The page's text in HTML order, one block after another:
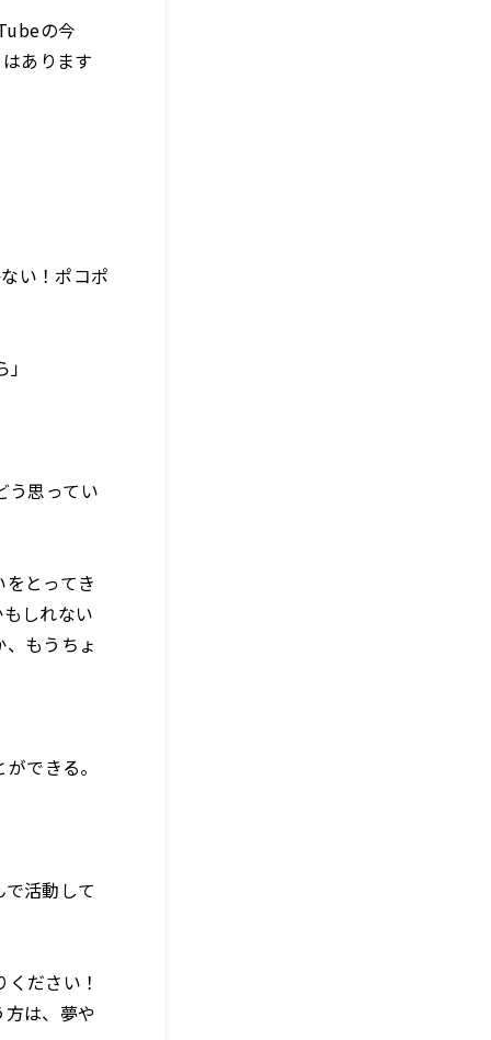
の今
あります
い！ポコポ
う思ってい
とってき
しれない
もうちょ
できる。
活動して
ださい！
は、夢や